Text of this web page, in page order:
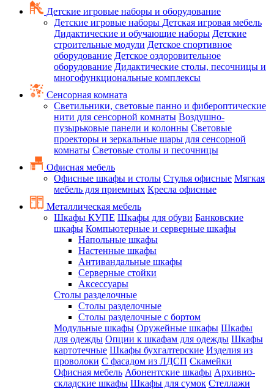
Детские игровые наборы и оборудование
Детские игровые наборы Детская игровая мебель
Дидактические и обучающие наборы Детские
строительные модули Детское спортивное
оборудование Детское оздоровительное
оборудование Дидактические столы, песочницы и
многофункциональные комплексы
Сенсорная комната
Светильники, световые панно и фибероптические
нити для сенсорной комнаты Воздушно-
пузырьковые панели и колонны Световые
проекторы и зеркальные шары для сенсорной
комнаты Световые столы и песочницы
Офисная мебель
Офисные шкафы и столы Стулья офисные Мягкая
мебель для приемных Кресла офисные
Металлическая мебель
Шкафы КУПЕ Шкафы для обуви Банковские
шкафы Компьютерные и серверные шкафы
Напольные шкафы
Настенные шкафы
Антивандальные шкафы
Серверные стойки
Аксессуары
Столы разделочные
Столы разделочные
Столы разделочные с бортом
Модульные шкафы Оружейные шкафы Шкафы
для одежды Опции к шкафам для одежды Шкафы
картотечные Шкафы бухгалтерские Изделия из
проволоки С фасадом из ЛДСП Скамейки
Офисная мебель Абонентские шкафы Архивно-
складские шкафы Шкафы для сумок Стеллажи